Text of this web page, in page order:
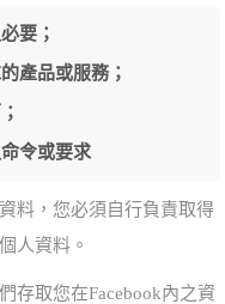
要；
產品或服務；
令或要求
料，您必須自行負責取得
人資料。
存取您在Facebook內之資